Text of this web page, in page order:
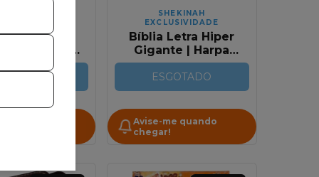
Espiral
Grande |
Virtuosa
SHEKINAH
EXCLUSIVIDADE
Bíblia Letra Hiper
Gigante | Harpa
Avivada e Corinhos
| BIcolor Preta e
Marrom
ESGOTADO
Avise-me quando
chegar!